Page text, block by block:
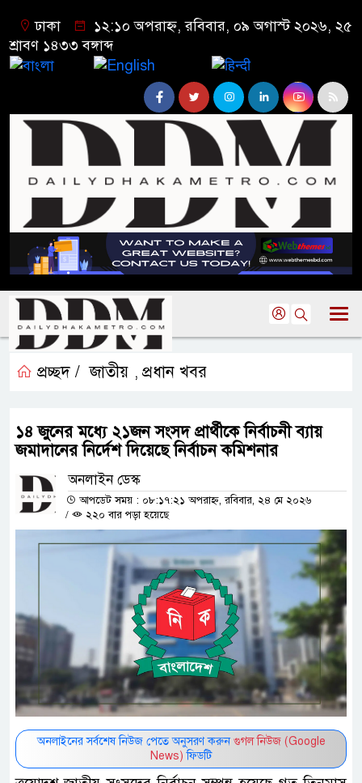
ঢাকা
১২:১০ অপরাহ্ন, রবিবার, ০৯ অগাস্ট ২০২৬, ২৫
শ্রাবণ ১৪৩৩ বঙ্গাব্দ
প্রচ্ছদ / জাতীয় , প্রধান খবর
১৪ জুনের মধ্যে ২১জন সংসদ প্রার্থীকে নির্বাচনী ব্যায়
জমাদানের নির্দেশ দিয়েছে নির্বাচন কমিশনার
অনলাইন ডেস্ক
আপডেট সময় : ০৮:১৭:২১ অপরাহ্ন, রবিবার, ২৪ মে ২০২৬
/
২২০ বার পড়া হয়েছে
অনলাইনের সর্বশেষ নিউজ পেতে অনুসরণ করুন গুগল নিউজ (Google
News) ফিডটি